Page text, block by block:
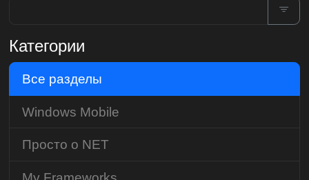
Категории
Все разделы
Windows Mobile
Просто о NET